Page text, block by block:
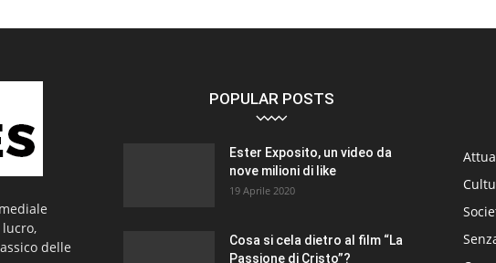
delle
POPULAR POSTS
Ester Exposito, un video da
nove milioni di like
19 Aprile 2020
Cosa si cela dietro al film “La
Passione di Cristo”?